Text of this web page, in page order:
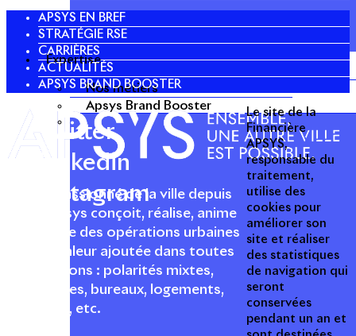
Expertise
Nos métiers
Apsys Brand Booster
APSYS EN BREF
STRATÉGIE RSE
CARRIÈRES
ACTUALITÉS
APSYS BRAND BOOSTER
Acteur passionné de la ville depuis
1996, Apsys conçoit, réalise, anime
et valorise des opérations urbaines
à forte valeur ajoutée dans toutes
les fonctions : polarités mixtes,
commerces, bureaux, logements,
hôtellerie, etc.
Twitter
Linkedin
Instagram
Le site de la
Financière
APSYS,
responsable du
traitement,
utilise des
cookies pour
améliorer son
site et réaliser
des statistiques
de navigation qui
seront
conservées
pendant un an et